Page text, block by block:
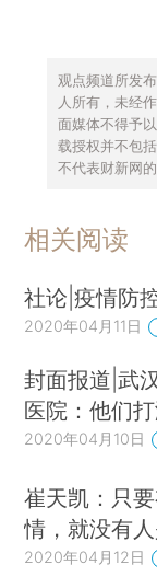
观点频道所发
人所有，未经
面媒体不得予
载授权并不包
不代表财新网的
相关阅读
社论|疫情防
2020年04月11日
封面报道|武
医院：他们
2020年04月10日
崔天凯：只
情，就没有
2020年04月12日